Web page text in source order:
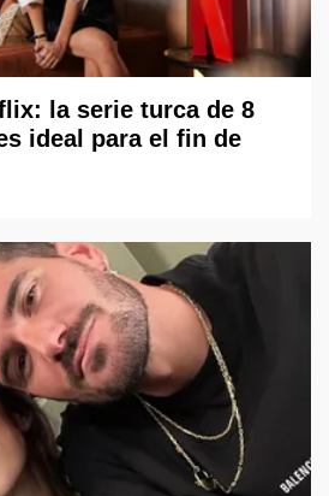
la serie turca de 8
ideal para el fin de